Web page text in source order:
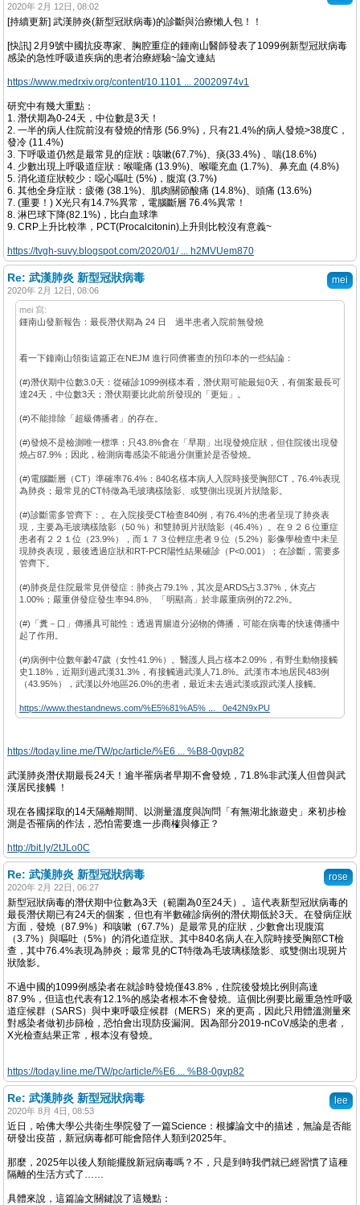
2020年 2月 12日, 08:02
[持續更新] 武漢肺炎(新型冠狀病毒)的診斷與治療懶人包！！
[快訊] 2月9號中國抗疫專家、胸腔重症的鍾南山醫師發表了1099例新型冠狀病毒
感染的急性呼吸道疾病的患者治療經驗~論文連結
https://www.medrxiv.org/content/10.1101 ... 20020974v1
研究中有幾大重點：
1. 潛伏期為0-24天，中位數是3天！
2. 一半的病人住院前沒有發燒的情形 (56.9%)，只有21.4%的病人發燒>38度C，
發冷 (11.4%)
3. 下呼吸道仍然是最常見的症狀：咳嗽(67.7%)、痰(33.4%) 、喘(18.6%)
4. 少數出現上呼吸道症狀：喉嚨痛 (13.9%)、喉嚨充血 (1.7%)、鼻充血 (4.8%)
5. 消化道症狀較少：噁心嘔吐 (5%)，腹瀉 (3.7%)
6. 其他全身症狀：疲倦 (38.1%)、肌肉關節酸痛 (14.8%)、頭痛 (13.6%)
7. (重要！) X光只有14.7%異常，電腦斷層 76.4%異常！
8. 淋巴球下降(82.1%)，比白血球準
9. CRP上升比較準，PCT(Procalcitonin)上升則比較沒有意義~
https://tvgh-suvy.blogspot.com/2020/01/ ... h2MVUem870
mei
Re: 武漢肺炎 新型冠狀病毒
2020年 2月 12日, 08:06
mei 寫:
鍾南山發新報告：最長潛伏期為 24 日 過半患者入院前無發燒
看一下鐘南山領銜這篇正在NEJM 進行同儕審查的預印本的一些結論：
(#)潛伏期中位數3.0天：從確診1099例樣本看，潛伏期可能最短0天，有個案最長可
達24天，中位數3天；潛伏期要比此前所發現的「更短」。
(#)不能排除「超級傳播者」的存在。
(#)發燒不是檢測唯一標準：只43.8%會在「早期」出現發燒症狀，但住院後出現發
燒占87.9%；因此，檢測病毒感染不能過分側重於是否發燒。
(#)電腦斷層（CT）準確率76.4%：840名樣本病人入院時接受胸部CT，76.4%表現
為肺炎；最常見的CT特徵為毛玻璃樣陰影、或雙側出現斑片狀陰影。
(#)診斷需多管齊下：。在入院接受CT檢查840例，有76.4%的患者呈現了肺炎表
現，主要為毛玻璃樣陰影（50 %）和雙肺斑片狀陰影（46.4%）。在９２６位重症
患者有２２１位（23.9%），而１７３位輕症患者９位（5.2%）影像學檢查中未呈
現肺炎表現，最後透過症狀和RT-PCR陽性結果確診（P<0.001）；在診斷，需要多
管齊下。
(#)肺炎是住院最常見併發症：肺炎占79.1%，其次是ARDS占3.37%，休克占
1.00%；嚴重併發症發生率94.8%、「明顯高」於非嚴重病例的72.2%。
(#)「糞－口」傳播具可能性：透過胃腸道分泌物的傳播，可能在病毒的快速傳播中
起了作用。
(#)病例中位數年齡47歲（女性41.9%）。醫護人員占樣本2.09%，有野生動物接觸
史1.18%，近期到過武漢31.3%，有接觸過武漢人71.8%。武漢市本地居民483例
（43.95%），武漢以外地區26.0%的患者，最近未去過武漢或跟武漢人接觸。
https://www.thestandnews.com/%E5%81%A5% ... _0e42N9xPU
https://today.line.me/TW/pc/article/%E6 ... %B8-0gvp82
武漢肺炎潛伏期最長24天！逾半罹病者早期不會發燒，71.8%非武漢人但曾與武
漢居民接觸 ！
現在各國採取的14天隔離期間、以測量溫度與詢問「有無湖北旅遊史」來初步檢
測是否罹病的作法，恐怕需要進一步商榷與修正？
http://bit.ly/2tJLo0C
rose
Re: 武漢肺炎 新型冠狀病毒
2020年 2月 22日, 06:27
新型冠狀病毒的潛伏期中位數為3天（範圍為0至24天）。這代表新型冠狀病毒的
最長潛伏期已有24天的個案，但也有半數確診病例的潛伏期低於3天。在發病症狀
方面，發燒（87.9%）和咳嗽（67.7%）是最常見的症狀，少數會出現腹瀉
（3.7%）與嘔吐（5%）的消化道症狀。其中840名病人在入院時接受胸部CT檢
查，其中76.4%表現為肺炎；最常見的CT特徵為毛玻璃樣陰影、或雙側出現斑片
狀陰影。
不過中國的1099例感染者在就診時發燒僅43.8%，住院後發燒比例則高達
87.9%，但這也代表有12.1%的感染者根本不會發燒。這個比例要比嚴重急性呼吸
道症候群（SARS）與中東呼吸症候群（MERS）來的更高，因此只用體溫測量來
對感染者做初步篩檢，恐怕會出現防疫漏洞。因為部分2019-nCoV感染的患者，
X光檢查結果正常，根本沒有發燒。
https://today.line.me/TW/pc/article/%E6 ... %B8-0gvp82
lee
Re: 武漢肺炎 新型冠狀病毒
2020年 8月 4日, 08:53
近日，哈佛大學公共衛生學院發了一篇Science：根據論文中的描述，無論是否能
研發出疫苗，新冠病毒都可能會陪伴人類到2025年。
那麼，2025年以後人類能擺脫新冠病毒嗎？不，只是到時我們就已經習慣了這種
隔離的生活方式了……
具體來說，這篇論文關鍵說了這幾點：